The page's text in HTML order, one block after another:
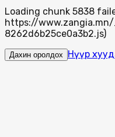
Loading chunk 5838
https://
8262d6b25ce0a3b2.js)
Дахин оролдох Нүүр